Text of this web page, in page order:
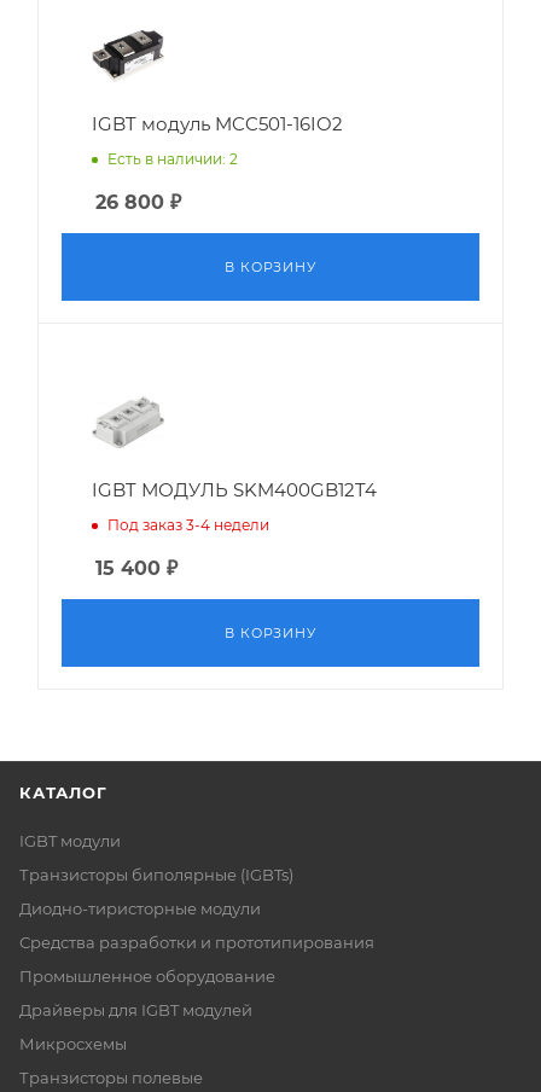
IGBT модуль MCC501-16IO2
Есть в наличии: 2
26 800 ₽
В КОРЗИНУ
IGBT МОДУЛЬ SKM400GB12T4
Под заказ 3-4 недели
15 400 ₽
В КОРЗИНУ
КАТАЛОГ
IGBT модули
Транзисторы биполярные (IGBTs)
Диодно-тиристорные модули
Средства разработки и прототипирования
Промышленное оборудование
Драйверы для IGBT модулей
Микросхемы
Транзисторы полевые